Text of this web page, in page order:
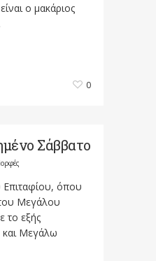
ο μακάριος
0
Σάββατο
Επιταφίου, όπου
Μεγάλου
το εξής
Μεγάλω